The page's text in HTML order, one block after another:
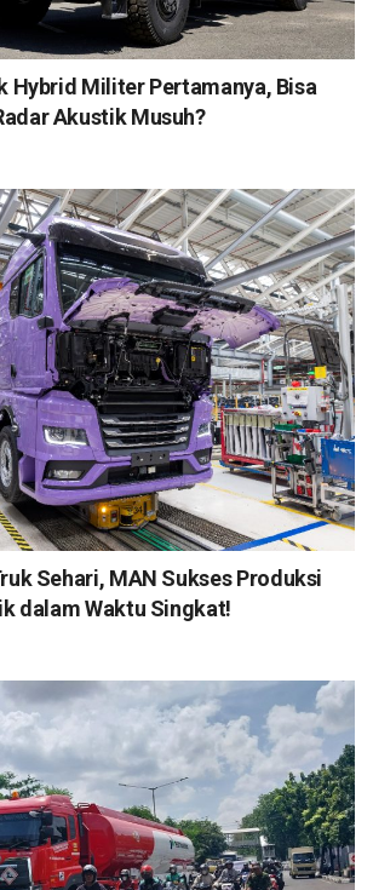
Hybrid Militer Pertamanya, Bisa
Akustik Musuh?
Sehari, MAN Sukses Produksi
dalam Waktu Singkat!